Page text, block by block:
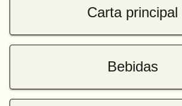
Carta principal
Bebidas